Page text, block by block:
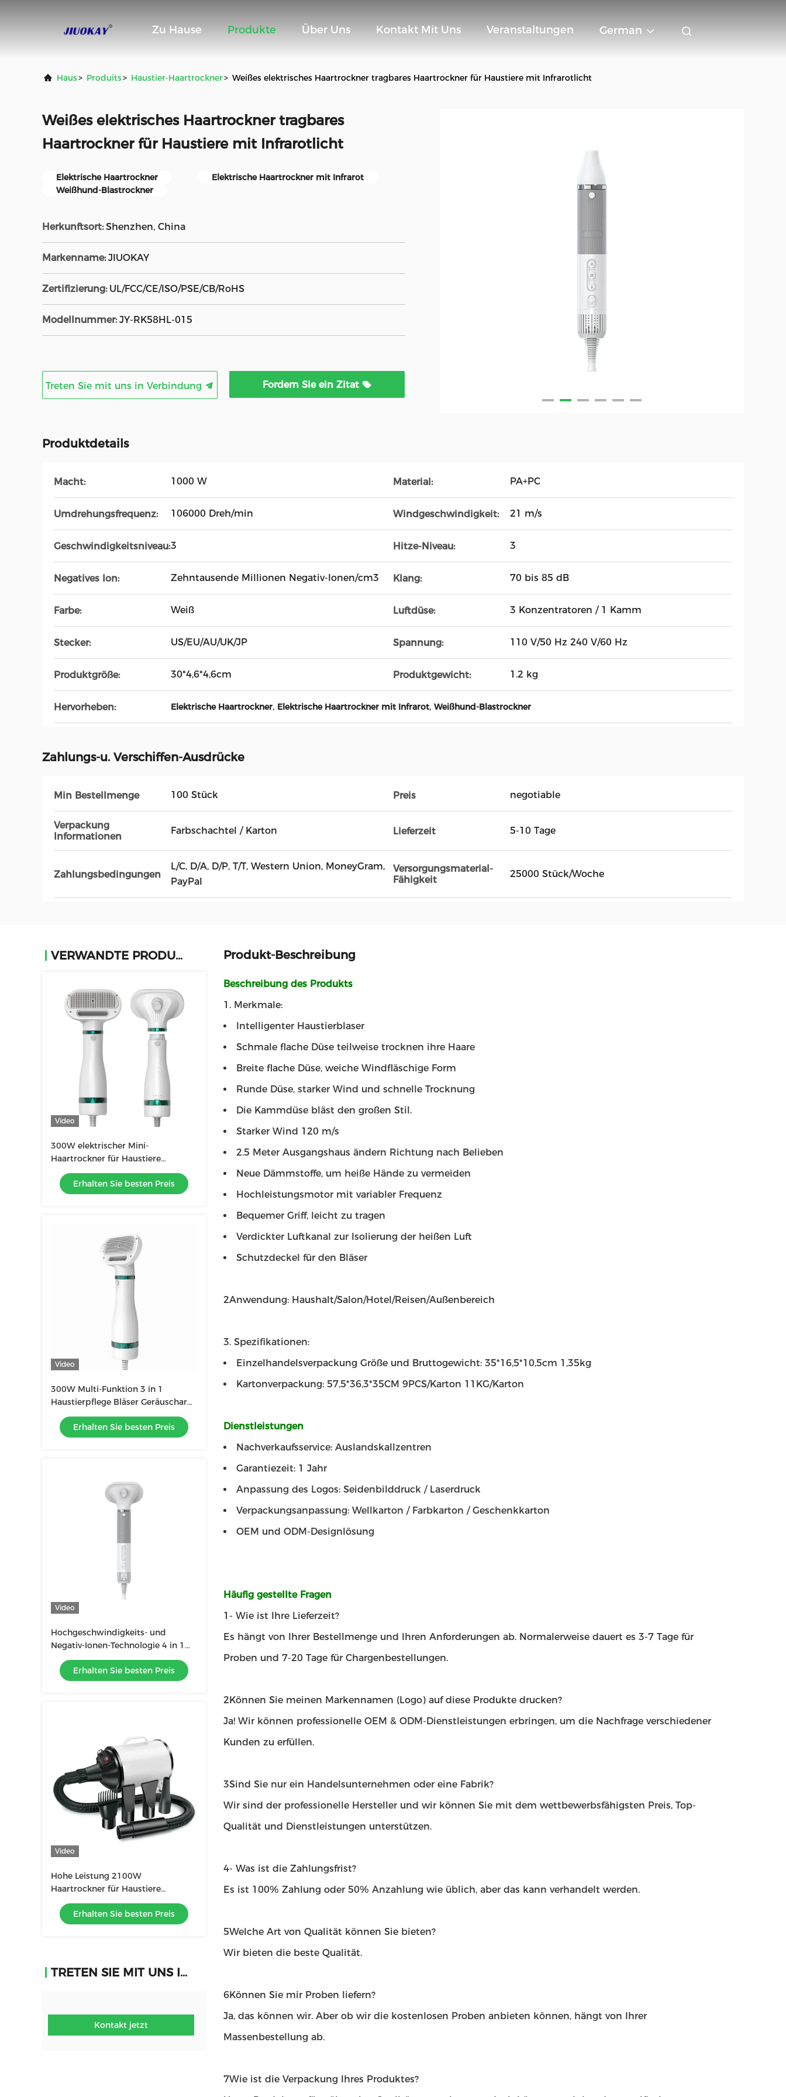
Zu Hause Produkte Über Uns Kontakt Mit Uns Veranstaltungen German
Haus> Produits> Haustier-Haartrockner> Weißes elektrisches Haartrockner tragbares Haartrockner für Haustiere mit Infrarotlicht
Weißes elektrisches Haartrockner tragbares
Haartrockner für Haustiere mit Infrarotlicht
Elektrische Haartrockner
Elektrische Haartrockner mit Infrarot
Weißhund-Blastrockner
Herkunftsort: Shenzhen, China
Markenname: JIUOKAY
Zertifizierung: UL/FCC/CE/ISO/PSE/CB/RoHS
Modellnummer: JY-RK58HL-015
Treten Sie mit uns in Verbindung Fordern Sie ein Zitat
Produktdetails
Macht: 1000 W Material: PA+PC
Umdrehungsfrequenz: 106000 Dreh/min Windgeschwindigkeit: 21 m/s
Geschwindigkeitsniveau:3 Hitze-Niveau: 3
Negatives Ion: Zehntausende Millionen Negativ-Ionen/cm3 Klang: 70 bis 85 dB
Farbe: Weiß Luftdüse: 3 Konzentratoren / 1 Kamm
Stecker: US/EU/AU/UK/JP Spannung: 110 V/50 Hz 240 V/60 Hz
Produktgröße: 30*4,6*4,6cm Produktgewicht: 1.2 kg
Hervorheben: Elektrische Haartrockner, Elektrische Haartrockner mit Infrarot, Weißhund-Blastrockner
Zahlungs-u. Verschiffen-Ausdrücke
Min Bestellmenge 100 Stück Preis negotiable
Verpackung
Informationen
Farbschachtel / Karton Lieferzeit 5-10 Tage
Zahlungsbedingungen
L/C, D/A, D/P, T/T, Western Union, MoneyGram,
PayPal
Versorgungsmaterial-
Fähigkeit
25000 Stück/Woche
VERWANDTE PRODUKTE
Video
300W elektrischer Mini-
Haartrockner für Haustiere
Geräuscharme Katzen Hunde
Pflege Blaser Wasserblaser für
Haustiere
Erhalten Sie besten Preis
Video
300W Multi-Funktion 3 in 1
Haustierpflege Bläser Geräuscharm
Konstante Wind Katze Hund
Haustier Haartrockner
Erhalten Sie besten Preis
Video
Hochgeschwindigkeits- und
Negativ-Ionen-Technologie 4 in 1
Haartrockner für Haustiere
Erhalten Sie besten Preis
Video
Hohe Leistung 2100W
Haartrockner für Haustiere
Geräuscharme
Haustierpflegeausrüstung
Stufenlose
Erhalten Sie besten Preis
TRETEN SIE MIT UNS IN VERBINDUNG
Kontakt jetzt
Produkt-Beschreibung
Beschreibung des Produkts
1. Merkmale:
Intelligenter Haustierblaser
Schmale flache Düse teilweise trocknen ihre Haare
Breite flache Düse, weiche Windfläschige Form
Runde Düse, starker Wind und schnelle Trocknung
Die Kammdüse bläst den großen Stil.
Starker Wind 120 m/s
2.5 Meter Ausgangshaus ändern Richtung nach Belieben
Neue Dämmstoffe, um heiße Hände zu vermeiden
Hochleistungsmotor mit variabler Frequenz
Bequemer Griff, leicht zu tragen
Verdickter Luftkanal zur Isolierung der heißen Luft
Schutzdeckel für den Bläser
2Anwendung: Haushalt/Salon/Hotel/Reisen/Außenbereich
3. Spezifikationen:
Einzelhandelsverpackung Größe und Bruttogewicht: 35*16,5*10,5cm 1,35kg
Kartonverpackung: 57,5*36,3*35CM 9PCS/Karton 11KG/Karton
Dienstleistungen
Nachverkaufsservice: Auslandskallzentren
Garantiezeit: 1 Jahr
Anpassung des Logos: Seidenbilddruck / Laserdruck
Verpackungsanpassung: Wellkarton / Farbkarton / Geschenkkarton
OEM und ODM-Designlösung
Häufig gestellte Fragen
1- Wie ist Ihre Lieferzeit?
Es hängt von Ihrer Bestellmenge und Ihren Anforderungen ab. Normalerweise dauert es 3-7 Tage für
Proben und 7-20 Tage für Chargenbestellungen.
2Können Sie meinen Markennamen (Logo) auf diese Produkte drucken?
Ja! Wir können professionelle OEM & ODM-Dienstleistungen erbringen, um die Nachfrage verschiedener
Kunden zu erfüllen.
3Sind Sie nur ein Handelsunternehmen oder eine Fabrik?
Wir sind der professionelle Hersteller und wir können Sie mit dem wettbewerbsfähigsten Preis, Top-
Qualität und Dienstleistungen unterstützen.
4- Was ist die Zahlungsfrist?
Es ist 100% Zahlung oder 50% Anzahlung wie üblich, aber das kann verhandelt werden.
5Welche Art von Qualität können Sie bieten?
Wir bieten die beste Qualität.
6Können Sie mir Proben liefern?
Ja, das können wir. Aber ob wir die kostenlosen Proben anbieten können, hängt von Ihrer
Massenbestellung ab.
7Wie ist die Verpackung Ihres Produktes?